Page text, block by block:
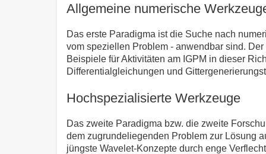
Allgemeine numerische
Das erste Paradigma ist die Suche nach
vom speziellen Problem - anwendbar sind.
Beispiele für Aktivitäten am IGPM in dieser
Differentialgleichungen und
Hochspezialisierte Werkzeuge
Das zweite Paradigma bzw. die zweite
dem zugrundeliegenden Problem zur Lösung
jüngste Wavelet-Konzepte durch enge